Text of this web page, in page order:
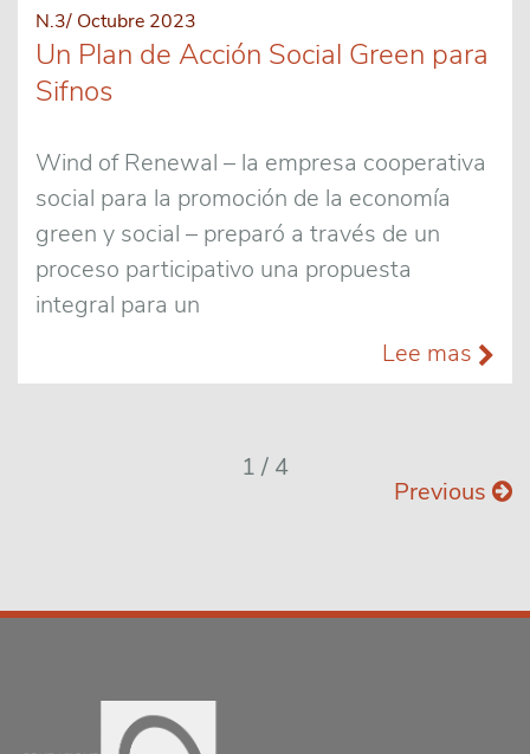
N.3/ Octubre 2023
Un Plan de Acción Social Green para
Sifnos
Wind of Renewal – la empresa cooperativa
social para la promoción de la economía
green y social – preparó a través de un
proceso participativo una propuesta
integral para un
Lee mas
1 / 4
Previous